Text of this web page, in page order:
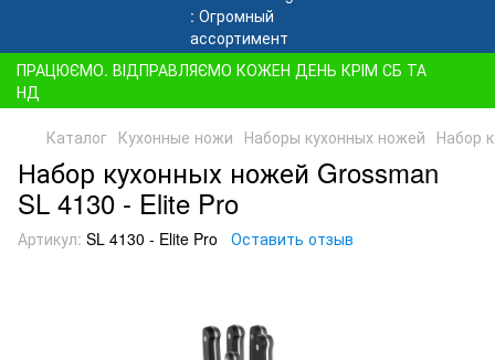
ПРАЦЮЄМО. ВІДПРАВЛЯЄМО КОЖЕН ДЕНЬ КРІМ СБ ТА
НД
Каталог Кухонные ножи Наборы кухонных ножей Набор
Набор кухонных ножей Grossman
SL 4130 - Elite Pro
Артикул: SL 4130 - Elite Pro Оставить отзыв